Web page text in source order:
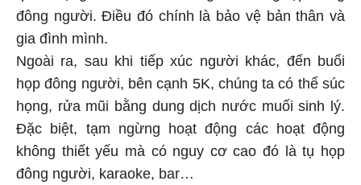
đông người. Điều đó chính là bảo vệ bản thân và
gia đình mình.
Ngoài ra, sau khi tiếp xúc người khác, đến buổi
họp đông người, bên cạnh 5K, chúng ta có thể súc
họng, rửa mũi bằng dung dịch nước muối sinh lý.
Đặc biệt, tạm ngừng hoạt động các hoạt động
không thiết yếu mà có nguy cơ cao đó là tụ họp
đông người, karaoke, bar…